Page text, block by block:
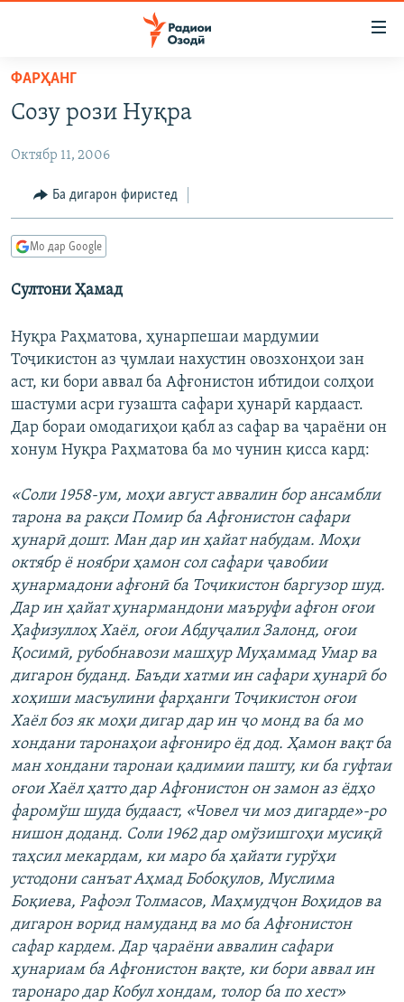
Ҷаҳиш
мояи
Ҷаҳиш
Ҷаҳиш
ҷустор
СИЁСАТ
ИҚТИСОД
ҶОМЕА
ОСИЁИ МАРКАЗӢ
ФАРҲАНГ
ВАРЗИШ
ГАПИ ОЗОД
РӮЗГОРИ МУҲОҶИР
САЛОМ, ХОҲАР
ҶАНГ ДАР УКРАИНА
НАЗАРИ МАРДУМ
ОЗОДӢ ОНЛАЙН
ВИДЕО
НИГОРИСТОН
ГУЗОРИШҲОИ РАДИОӢ
РӮЙХАТҲО
КИТОБҲОИ ОЗОДӢ
Русский
ПАЙГИРӢ КУНЕД
Ҳамаи сомонаҳои RFE/RL
ФАРҲАНГ
Созу рози Нуқра
Октябр 11, 2006
Ба дигарон фиристед
Мо дар Google
Султони Ҳамад
Нуқра Раҳматова, ҳунарпешаи мардумии
Тоҷикистон аз ҷумлаи нахустин овозхонҳои зан
аст, ки бори аввал ба Афғонистон ибтидои солҳои
шастуми асри гузашта сафари ҳунарӣ кардааст.
Дар бораи омодагиҳои қабл аз сафар ва ҷараёни он
хонум Нуқра Раҳматова ба мо чунин қисса кард:
«Соли 1958-ум, моҳи август аввалин бор ансамбли
тарона ва рақси Помир ба Афғонистон сафари
ҳунарӣ дошт. Ман дар ин ҳайат набудам. Моҳи
октябр ё ноябри ҳамон сол сафари ҷавобии
ҳунармадони афғонӣ ба Тоҷикистон баргузор шуд.
Дар ин ҳайат ҳунармандони маъруфи афғон оғои
Ҳафизуллоҳ Хаёл, оғои Абдуҷалил Залонд, оғои
Қосимӣ, рубобнавози машҳур Муҳаммад Умар ва
дигарон буданд. Баъди хатми ин сафари ҳунарӣ бо
хоҳиши масъулини фарҳанги Тоҷикистон оғои
Хаёл боз як моҳи дигар дар ин ҷо монд ва ба мо
хондани таронаҳои афғониро ёд дод. Ҳамон вақт ба
ман хондани таронаи қадимии пашту, ки ба гуфтаи
оғои Хаёл ҳатто дар Афғонистон он замон аз ёдҳо
фаромўш шуда будааст, «Човел чи моз дигарде»-ро
нишон доданд. Соли 1962 дар омўзишгоҳи мусиқӣ
таҳсил мекардам, ки маро ба ҳайати гурўҳи
устодони санъат Аҳмад Бобоқулов, Муслима
Боқиева, Рафоэл Толмасов, Маҳмудҷон Воҳидов ва
дигарон ворид намуданд ва мо ба Афғонистон
сафар кардем. Дар ҷараёни аввалин сафари
ҳунариам ба Афғонистон вақте, ки бори аввал ин
таронаро дар Кобул хондам, толор ба по хест»